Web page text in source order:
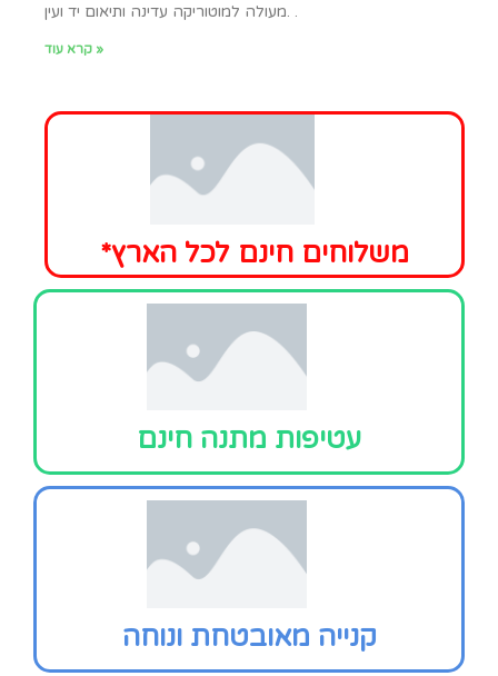
מעולה למוטוריקה עדינה ותיאום יד ועין. .
קרא עוד »
*משלוחים חינם לכל הארץ
עטיפות מתנה חינם
קנייה מאובטחת ונוחה